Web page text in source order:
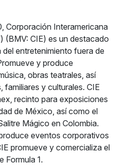
Corporación Interamericana
(BMV: CIE) es un destacado
entretenimiento fuera de
y produce
obras teatrales, así
y culturales. CIE
recinto para exposiciones
de México, así como el
Mágico en Colombia.
eventos corporativos
promueve y comercializa el
Formula 1.